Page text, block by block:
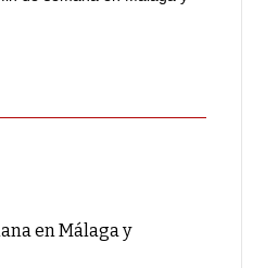
en Málaga y